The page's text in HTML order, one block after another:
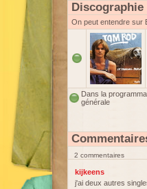
Discographie
On peut entendre sur
Dans la
générale
2 commentaires
kijkeens
j'ai deux autres